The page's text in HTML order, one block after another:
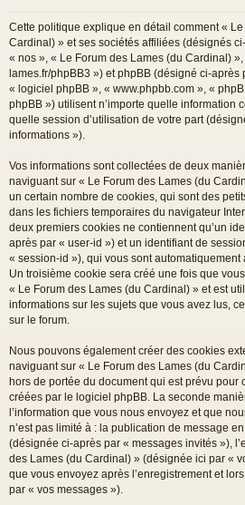
Cette politique explique en détail comment «
Cardinal) » et ses sociétés affiliées (désignés
« nos », « Le Forum des Lames (du Cardinal)
lames.fr/phpBB3 ») et phpBB (désigné ci-après
« logiciel phpBB », « www.phpbb.com », «
phpBB ») utilisent n’importe quelle information
quelle session d’utilisation de votre part
informations »).
Vos informations sont collectées de deux
naviguant sur « Le Forum des Lames (du
un certain nombre de cookies, qui sont des
dans les fichiers temporaires du navigateur
deux premiers cookies ne contiennent qu’un
après par « user-id ») et un identifiant de
« session-id »), qui vous sont
Un troisième cookie sera créé une fois que
« Le Forum des Lames (du Cardinal) » et est
informations sur les sujets que vous avez lus,
sur le forum.
Nous pouvons également créer des cookies
naviguant sur « Le Forum des Lames (du
hors de portée du document qui est prévu pour
créées par le logiciel phpBB. La seconde
l’information que vous nous envoyez et que
n’est pas limité à : la publication de message
(désignée ci-après par « messages invités »),
des Lames (du Cardinal) » (désignée ici par «
que vous envoyez après l’enregistrement et
par « vos messages »).